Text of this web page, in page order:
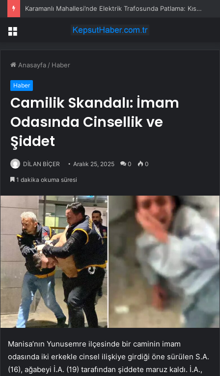
Karamanlı Mahallesi’nde Elektrik Trafosunda Patlama: Kısa Süreli Panik ve Elektrik Kesintisi
Menü
Anasayfa / Haber
Haber
Camilik Skandalı: İmam
Odasında Cinsellik ve
Şiddet
DİLAN BİÇER Aralık 25, 2025 0 0
1 dakika okuma süresi
Manisa’nın Yunusemre ilçesinde bir caminin imam
odasında iki erkekle cinsel ilişkiye girdiği öne sürülen S.A.
(16), ağabeyi İ.A. (19) tarafından şiddete maruz kaldı. İ.A.,